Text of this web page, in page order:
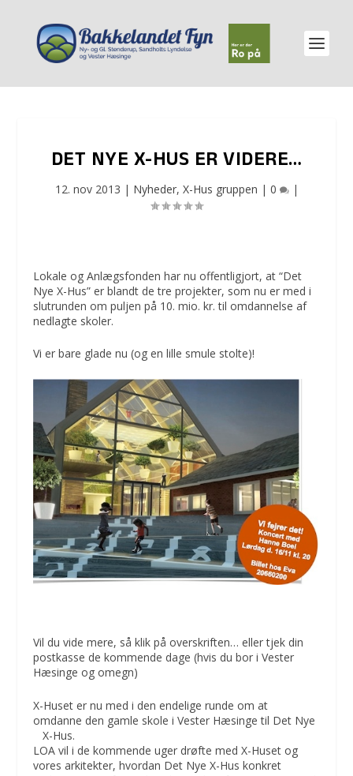
DET NYE X-HUS ER VIDERE…
12. nov 2013 | Nyheder, X-Hus gruppen | 0 |
Lokale og Anlægsfonden har nu offentligjort, at “Det
Nye X-Hus” er blandt de tre projekter, som nu er med i
slutrunden om puljen på 10. mio. kr. til omdannelse af
nedlagte skoler.
Vi er bare glade nu (og en lille smule stolte)!
Vil du vide mere, så klik på overskriften… eller tjek din
postkasse de kommende dage (hvis du bor i Vester
Hæsinge og omegn)
X-Huset er nu med i den endelige runde om at
omdanne den gamle skole i Vester Hæsinge til Det Nye
X-Hus.
LOA vil i de kommende uger drøfte med X-Huset og
vores arkitekter, hvordan Det Nye X-Hus konkret